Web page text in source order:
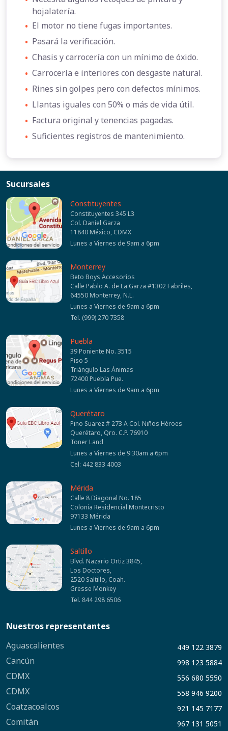
hojalatería.
• El motor no tiene fugas importantes.
• Pasará la verificación.
• Chasis y carrocería con un mínimo de óxido.
• Carrocería e interiores con desgaste natural.
• Rines sin golpes pero con defectos mínimos.
• Llantas iguales con 50% o más de vida útil.
• Factura original y tenencias pagadas.
• Suficientes registros de mantenimiento.
Sucursales
Constituyentes
Constituyentes 345 L3
Col. Daniel Garza
11840 México, CDMX
Lunes a Viernes de 9am a 6pm
Monterrey
Beto Boys Accesorios
Calle Pablo A. de La Garza #1302 Fabriles,
64550 Monterrey, N.L.
Lunes a Viernes de 9am a 6pm
Tel. (999) 270 7358
Puebla
39 Poniente No. 3515
Piso 5
Triángulo Las Ánimas
72400 Puebla Pue.
Lunes a Viernes de 9am a 6pm
Querétaro
Pino Suarez # 273 A Col. Niños Héroes
Querétaro, Qro. C.P. 76910
Toner Land
Lunes a Viernes de 9:30am a 6pm
Cel: 442 833 4003
Mérida
Calle 8 Diagonal No. 185
Colonia Residencial Montecristo
97133 Mérida
Lunes a Viernes de 9am a 6pm
Saltillo
Blvd. Nazario Ortiz 3845,
Los Doctores,
2520 Saltillo, Coah.
Gresse Monkey
Tel. 844 298 6506
Nuestros representantes
Aguascalientes
449 122 3879
Cancún 998 123 5884
CDMX 556 680 5550
CDMX 558 946 9200
Coatzacoalcos 921 145 7177
Comitán 967 131 5051